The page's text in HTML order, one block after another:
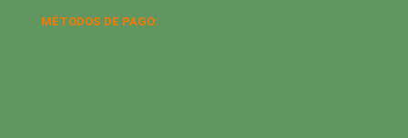
MÉTODOS DE PAGO: